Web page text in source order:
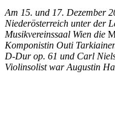
Am 15. und 17. Dezember
Niederösterreich unter der
Musikvereinssaal Wien die
Komponistin Outi
D-Dur op. 61 und Carl
Violinsolist war Augustin